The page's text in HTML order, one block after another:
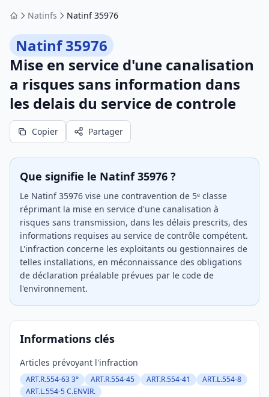
AccueilNatinfs Natinf 35976
Natinf 35976
Mise en service d'une canalisation
a risques sans information dans
les delais du service de controle
Copier Partager
Que signifie le Natinf 35976 ?
Le Natinf 35976 vise une contravention de 5ᵉ classe
réprimant la mise en service d'une canalisation à
risques sans transmission, dans les délais prescrits, des
informations requises au service de contrôle compétent.
L'infraction concerne les exploitants ou gestionnaires de
telles installations, en méconnaissance des obligations
de déclaration préalable prévues par le code de
l'environnement.
Informations clés
Articles prévoyant l'infraction
ART.R.554-63 3° ART.R.554-45 ART.R.554-41
ART.L.554-8
ART.L.554-5 C.ENVIR.